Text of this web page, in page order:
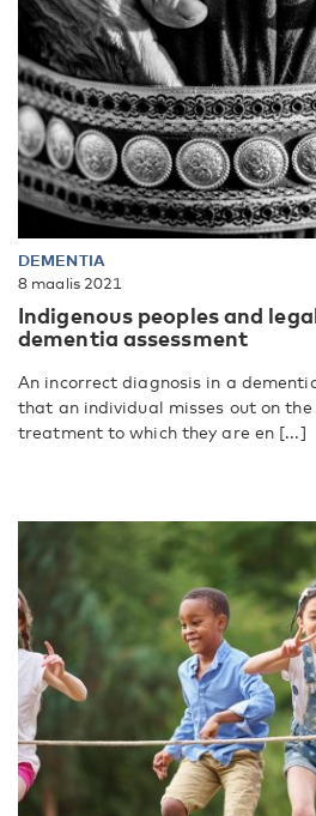
DEMENTIA
8 maalis 2021
Indigenous peoples and
dementia assessment
An incorrect diagnosis in a
that an individual misses out on
treatment to which they are en [...]